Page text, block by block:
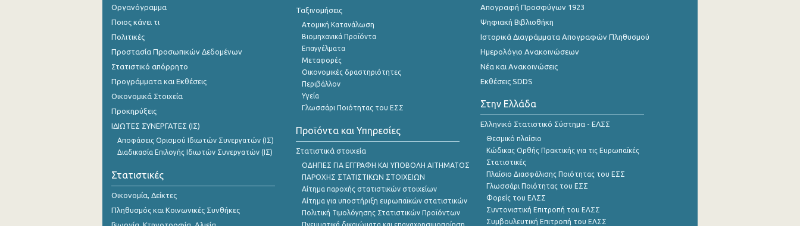
Οργανόγραμμα
Ποιος κάνει τι
Πολιτικές
Προστασία Προσωπικών Δεδομένων
Στατιστικό απόρρητο
Προγράμματα και Εκθέσεις
Οικονομικά Στοιχεία
Προκηρύξεις
ΙΔΙΩΤΕΣ ΣΥΝΕΡΓΑΤΕΣ (ΙΣ)
Αποφάσεις Ορισμού Ιδιωτών Συνεργατών (ΙΣ)
Διαδικασία Επιλογής Ιδιωτών Συνεργατών (ΙΣ)
Στατιστικές
Οικονομία, Δείκτες
Πληθυσμός και Κοινωνικές Συνθήκες
Ταξινομήσεις
Ατομική Κατανάλωση
Βιομηχανικά Προϊόντα
Επαγγέλματα
Μεταφορές
Οικονομικές δραστηριότητες
Περιβάλλον
Υγεία
Γλωσσάρι Ποιότητας του ΕΣΣ
Προϊόντα και Υπηρεσίες
Στατιστικά στοιχεία
ΟΔΗΓΙΕΣ ΓΙΑ ΕΓΓΡΑΦΗ ΚΑΙ ΥΠΟΒΟΛΗ ΑΙΤΗΜΑΤΟΣ
ΠΑΡΟΧΗΣ ΣΤΑΤΙΣΤΙΚΩΝ ΣΤΟΙΧΕΙΩΝ
Αίτημα παροχής στατιστικών στοιχείων
Αίτημα για υποστήριξη ευρωπαϊκών στατιστικών
Πολιτική Τιμολόγησης Στατιστικών Προϊόντων
Απογραφή Προσφύγων 1923
Ψηφιακή Βιβλιοθήκη
Ιστορικά Διαγράμματα Απογραφών Πληθυσμού
Ημερολόγιο Ανακοινώσεων
Νέα και Ανακοινώσεις
Εκθέσεις SDDS
Στην Ελλάδα
Ελληνικό Στατιστικό Σύστημα - ΕΛΣΣ
Θεσμικό πλαίσιο
Κώδικας Ορθής Πρακτικής για τις Ευρωπαϊκές
Στατιστικές
Πλαίσιο Διασφάλισης Ποιότητας του ΕΣΣ
Γλωσσάρι Ποιότητας του ΕΣΣ
Φορείς του ΕΛΣΣ
Συντονιστική Επιτροπή του ΕΛΣΣ
Συμβουλευτική Επιτροπή του ΕΛΣΣ